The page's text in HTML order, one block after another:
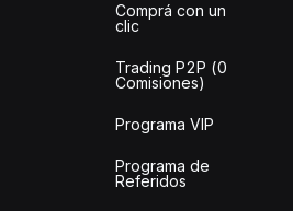
Comprá con un
clic
Trading P2P (0
Comisiones)
Programa VIP
Programa de
Referidos